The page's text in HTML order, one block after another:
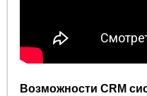
Возможности CRM